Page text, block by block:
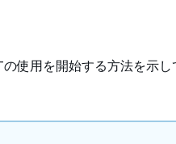
使用を開始する方法を示し